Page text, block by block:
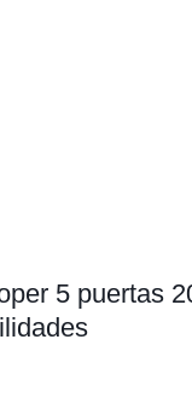
5 puertas